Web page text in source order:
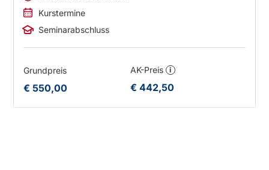
Kurstermine
Seminarabschluss
Grundpreis
€ 550,00
AK-Preis i
€ 442,50